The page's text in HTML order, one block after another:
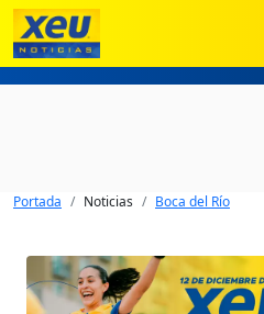
Portada Noticias Boca del Río